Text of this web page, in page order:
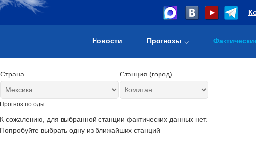
Новости Прогнозы
Страна Станция (город)
Прогноз погоды
К сожалению, для выбранной станции фактических данных нет.
Попробуйте выбрать одну из ближайших станций